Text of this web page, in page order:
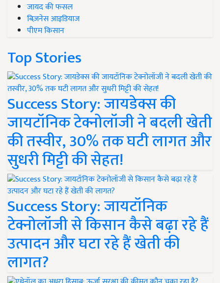
जायद की फसल
बिज़नेस आइडियाज
पीएम किसान
Top Stories
Success Story: जायडेक्स की
जायटॉनिक टेक्नोलॉजी ने बदली खेती
की तस्वीर, 30% तक घटी लागत और
सुधरी मिट्टी की सेहत!
Success Story: जायटॉनिक
टेक्नोलॉजी से किसान कैसे बढ़ा रहे हैं
उत्पादन और घटा रहे हैं खेती की
लागत?